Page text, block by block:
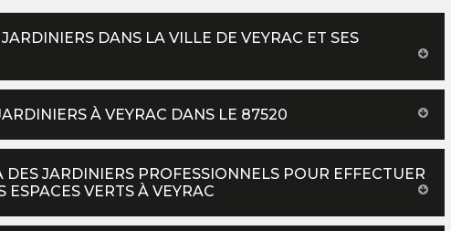
DANS LA VILLE DE VEYRAC ET SES
À VEYRAC DANS LE 87520
DES JARDINIERS PROFESSIONNELS POUR EFFECTUER
VERTS À VEYRAC